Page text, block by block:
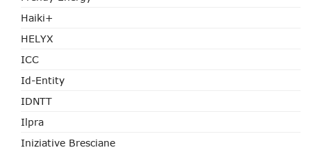
Haiki+
HELYX
ICC
Id-Entity
IDNTT
Ilpra
Iniziative Bresciane